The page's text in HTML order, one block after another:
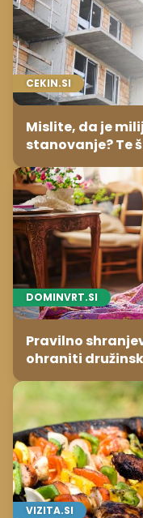
CEKIN.SI
Mislite, da je
stanovanje? Te
DOMINVRT.SI
Pravilno
ohraniti
VIZITA.SI